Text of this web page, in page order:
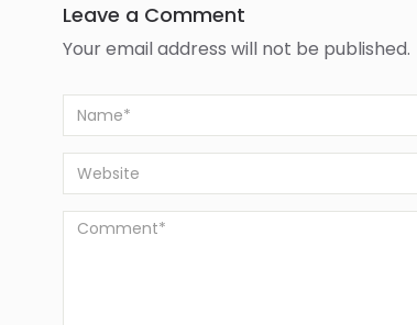
Leave a Comment
Your email address will not be published.